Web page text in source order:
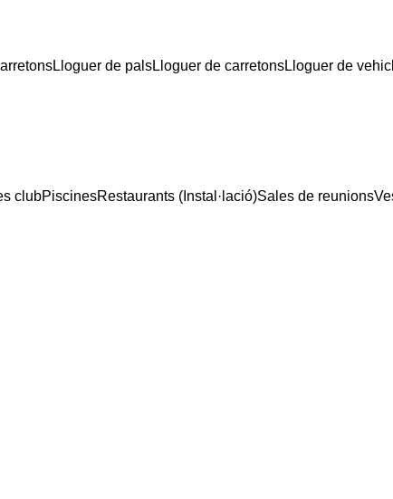
Lloguer de palsLloguer de carretonsLloguer de
clubPiscinesRestaurants (Instal·lació)Sales de reunions